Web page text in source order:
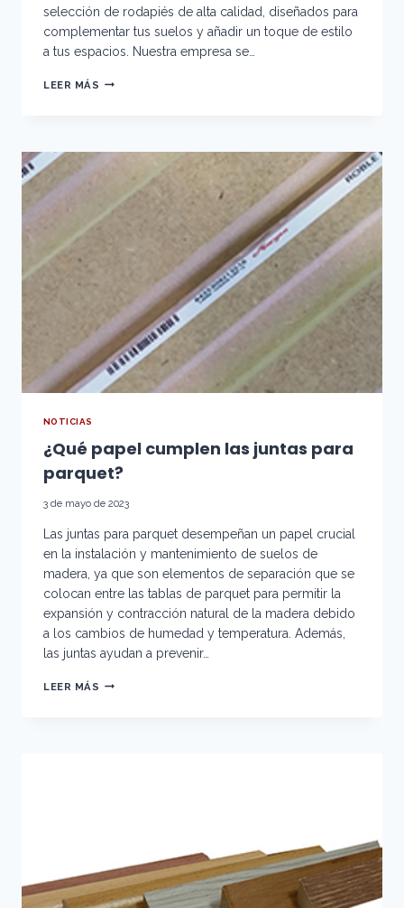
selección de rodapiés de alta calidad, diseñados para
complementar tus suelos y añadir un toque de estilo
a tus espacios. Nuestra empresa se…
LEER MÁS DESCUBRE
RODAPIÉS
EN
PERFILSTAR
NOTICIAS
¿Qué papel cumplen las juntas para
parquet?
3 de mayo de 2023
Las juntas para parquet desempeñan un papel crucial
en la instalación y mantenimiento de suelos de
madera, ya que son elementos de separación que se
colocan entre las tablas de parquet para permitir la
expansión y contracción natural de la madera debido
a los cambios de humedad y temperatura. Además,
las juntas ayudan a prevenir…
LEER MÁS ¿QUÉ